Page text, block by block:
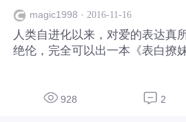
同时充分考虑对企业现有 SOA 架
兼容和平滑演进，从应用视角提
aaS 平台层，解决应用的开发、
的
magic1998 · 2016-11-16
人类自进化以来，对爱的表达真
绝伦，完全可以出一本《表白撩
一代年轻人送玫瑰发红包……这
928 2